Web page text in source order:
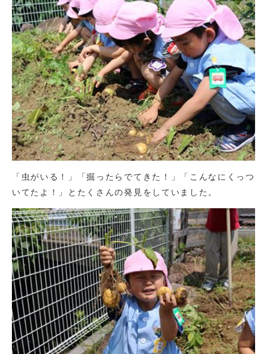
「虫がいる！」「掘ったらでてきた！」「こんなにくっつ
いてたよ！」とたくさんの発見をしていました。